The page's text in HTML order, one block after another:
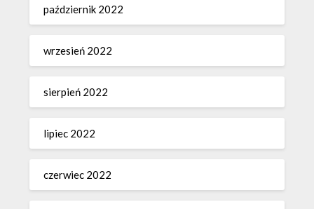
październik 2022
wrzesień 2022
sierpień 2022
lipiec 2022
czerwiec 2022